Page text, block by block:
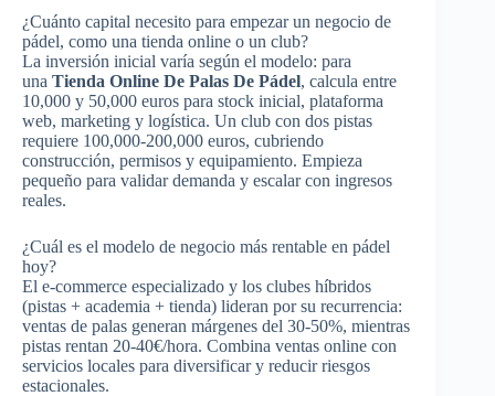
¿Cuánto capital necesito para empezar un negocio de
pádel, como una tienda online o un club?
La inversión inicial varía según el modelo: para
una Tienda Online De Palas De Pádel, calcula entre
10,000 y 50,000 euros para stock inicial, plataforma
web, marketing y logística. Un club con dos pistas
requiere 100,000-200,000 euros, cubriendo
construcción, permisos y equipamiento. Empieza
pequeño para validar demanda y escalar con ingresos
reales.​
¿Cuál es el modelo de negocio más rentable en pádel
hoy?
El e-commerce especializado y los clubes híbridos
(pistas + academia + tienda) lideran por su recurrencia:
ventas de palas generan márgenes del 30-50%, mientras
pistas rentan 20-40€/hora. Combina ventas online con
servicios locales para diversificar y reducir riesgos
estacionales.​